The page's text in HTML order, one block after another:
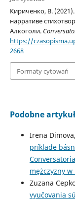
Кириченко, В.
нарративе
Алкоголи.
https://
2668
Formaty cytowań
Podobne
Irena Dimova,
príklade
mężczyzny
Zuzana
vyučovania